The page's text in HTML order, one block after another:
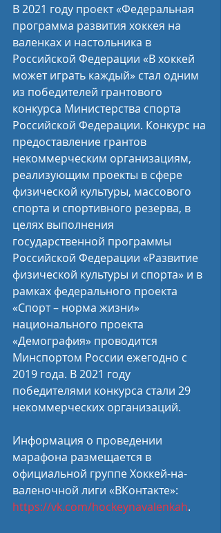
В 2021 году проект «Федеральная
программа развития хоккея на
валенках и настольника в
Российской Федерации «В хоккей
может играть каждый» стал одним
из победителей грантового
конкурса Министерства спорта
Российской Федерации. Конкурс на
предоставление грантов
некоммерческим организациям,
реализующим проекты в сфере
физической культуры, массового
спорта и спортивного резерва, в
целях выполнения
государственной программы
Российской Федерации «Развитие
физической культуры и спорта» и в
рамках федерального проекта
«Спорт – норма жизни»
национального проекта
«Демография» проводится
Минспортом России ежегодно с
2019 года. В 2021 году
победителями конкурса стали 29
некоммерческих организаций.
Информация о проведении
марафона размещается в
официальной группе Хоккей-на-
валеночной лиги «ВКонтакте»:
https://vk.com/hockeynavalenkah.